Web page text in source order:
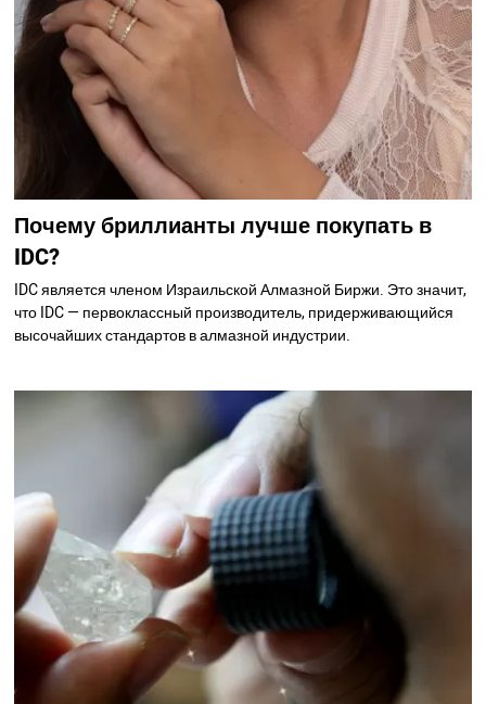
Почему бриллианты лучше покупать в
IDC?
IDC является членом Израильской Алмазной Биржи. Это значит,
что IDC — первоклассный производитель, придерживающийся
высочайших стандартов в алмазной индустрии.